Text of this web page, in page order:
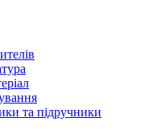
та підручники